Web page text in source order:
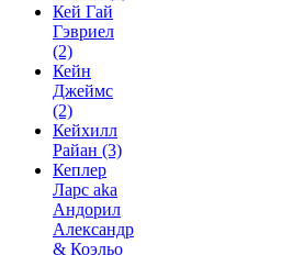
Кей Гай
Гэвриел
(2)
Кейн
Джеймс
(2)
Кейхилл
Райан (3)
Кеплер
Ларс aka
Андорил
Александр
& Коэльо